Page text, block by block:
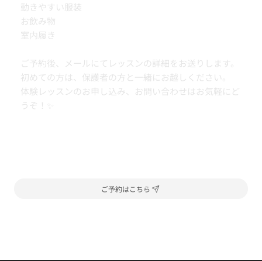
動きやすい服装
お飲み物
室内履き
ご予約後、メールにてレッスンの詳細をお送りします。
初めての方は、保護者の方と一緒にお越しください。
体験レッスンのお申し込み、お問い合わせはお気軽にど
うぞ！✨
ご予約はこちら